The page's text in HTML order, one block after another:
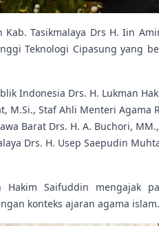
Kab. Tasikmalaya Drs H. Iin
Teknologi Cipasung yang
Indonesia Drs. H. Lukman
M.Si., Staf Ahli Menteri Agama
Barat Drs. H. A. Buchori,
Drs. H. Usep Saepudin
Saifuddin mengajak
konteks ajaran agama islam.